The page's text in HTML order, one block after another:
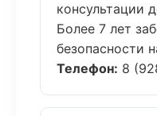
консультации
Более 7 лет
безопасности
Телефон: 8